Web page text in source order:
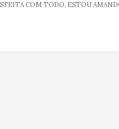
COM TODO, ESTOU